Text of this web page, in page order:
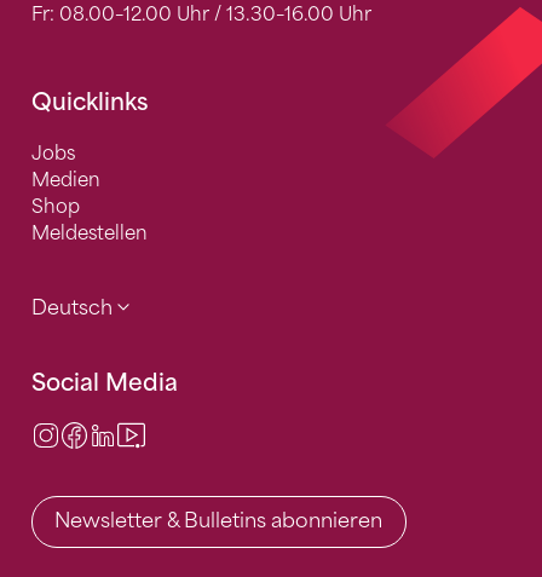
Fr: 08.00–12.00 Uhr / 13.30–16.00 Uhr
Quicklinks
Jobs
Medien
Shop
Meldestellen
Deutsch
Social Media
Instagram
Facebook
LinkedIn
Newsletter & Bulletins abonnieren